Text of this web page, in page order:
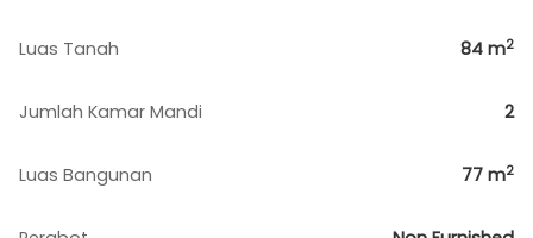
Luas Tanah 84 m2
Jumlah Kamar Mandi 2
Luas Bangunan 77 m2